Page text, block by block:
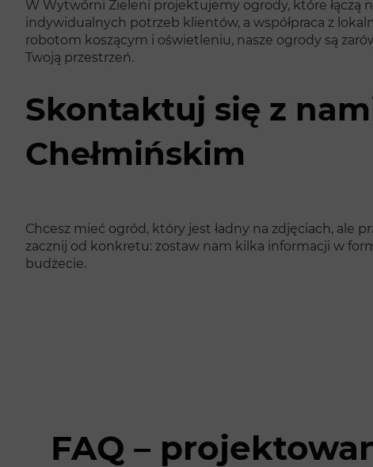
W Wytwórni Zieleni projektujemy ogrody, które łączą
indywidualnych potrzeb klientów, a współpraca z
robotom koszącym i oświetleniu, nasze ogrody są
Twoją przestrzeń.
Skontaktuj się z
Chełmińskim
Chcesz mieć ogród, który jest ładny na zdjęciach,
zacznij od konkretu: zostaw nam kilka informacji w
budżecie.
FAQ –